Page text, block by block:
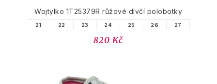
Wojtylko 1T25379R růžové dívčí polobotky
21 22 23 24 25 26 27
820 Kč